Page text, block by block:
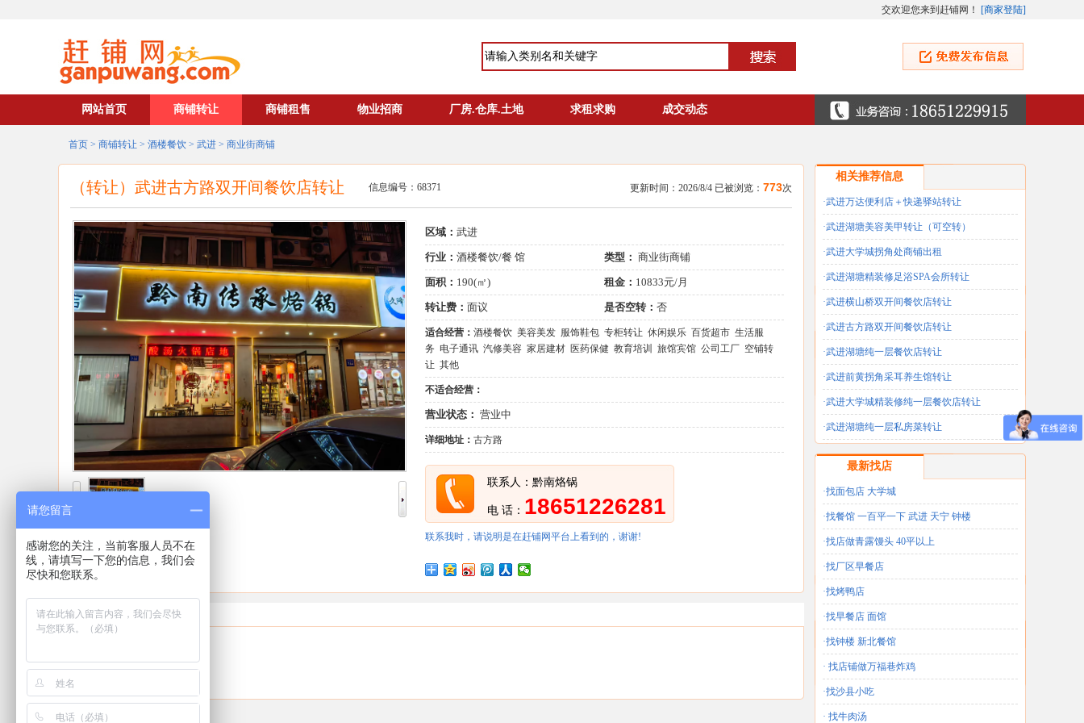
交欢迎您来到赶铺网！ [商家登陆]
网站首页 商铺转让 商铺租售 物业招商 厂房.仓库.土地 求租求购 成交动态
首页> 商铺转让> 酒楼餐饮> 武进> 商业街商铺
（转让）武进古方路双开间餐饮店转让 信息编号：68371 更新时间：2026/8/4 已被浏览： 773次
区域： 武进
行业： 酒楼餐饮/餐 馆 类型： 商业街商铺
面积： 190(㎡) 租金： 10833元/月
转让费： 面议 是否空转： 否
适合经营： 酒楼餐饮 美容美发 服饰鞋包 专柜转让 休闲娱乐 百货超市 生活服
务 电子通讯 汽修美容 家居建材 医药保健 教育培训 旅馆宾馆 公司工厂 空铺转
让 其他
不适合经营：
营业状态： 营业中
详细地址： 古方路
联系人：黔南烙锅
电 话： 18651226281
联系我时，请说明是在赶铺网平台上看到的，谢谢!
详细介绍
相关推荐信息
·武进万达便利店＋快递驿站转让
·武进湖塘美容美甲转让（可空转）
·武进大学城拐角处商铺出租
·武进湖塘精装修足浴SPA会所转让
·武进横山桥双开间餐饮店转让
·武进古方路双开间餐饮店转让
·武进湖塘纯一层餐饮店转让
·武进前黄拐角采耳养生馆转让
·武进大学城精装修纯一层餐饮店转让
·武进湖塘纯一层私房菜转让
最新找店
·找面包店 大学城
·找餐馆 一百平一下 武进 天宁 钟楼
·找店做青露馒头 40平以上
·找厂区早餐店
·找烤鸭店
·找早餐店 面馆
·找钟楼 新北餐馆
· 找店铺做万福巷炸鸡
·找沙县小吃
· 找牛肉汤
请您留言
感谢您的关注，当前客服人员不在
线，请填写一下您的信息，我们会
尽快和您联系。